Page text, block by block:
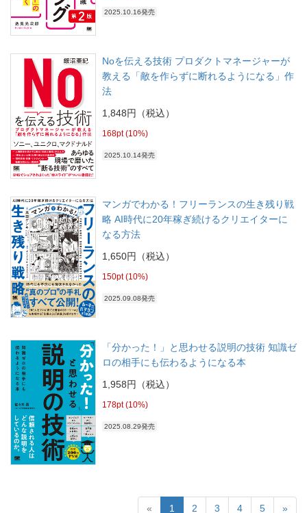
2025.10.16発売
Noを伝える技術 プロダクトマネージャーが
教える「敵を作らずに断れるようになる」作
法
1,848円（税込）
168pt (10%)
2025.10.14発売
マンガでわかる！フリーランスの生き残り戦
略 AI時代に20年稼ぎ続けるクリエイターに
なる方法
1,650円（税込）
150pt (10%)
2025.09.08発売
「分かった！」と思わせる説明の技術 知識ゼ
ロの相手にも伝わるようになる本
1,958円（税込）
178pt (10%)
2025.08.29発売
« 1 2 3 4 5 »